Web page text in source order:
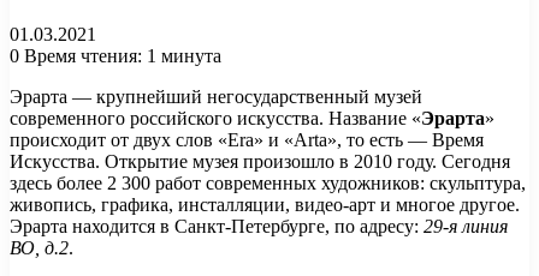
01.03.2021
0 Время чтения: 1 минута
Эрарта — крупнейший негосударственный музей
современного российского искусства. Название «Эрарта»
происходит от двух слов «Era» и «Arta», то есть — Время
Искусства. Открытие музея произошло в 2010 году. Сегодня
здесь более 2 300 работ современных художников: скульптура,
живопись, графика, инсталляции, видео-арт и многое другое.
Эрарта находится в Санкт-Петербурге, по адресу: 29-я линия
ВО, д.2.